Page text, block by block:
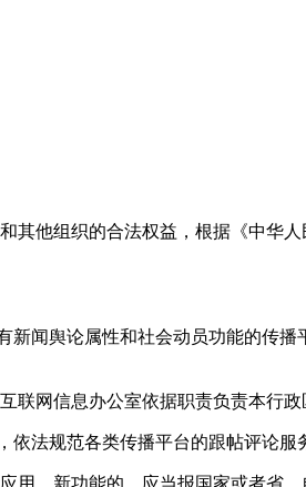
他组织的合法权益，根据《中华
闻舆论属性和社会动员功能的传
网信息办公室依据职责负责本行政
法规范各类传播平台的跟帖评论服
、新功能的，应当报国家或者省